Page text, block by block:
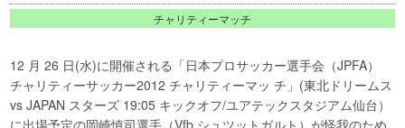
チャリティーマッチ
12 月 26 日(水)に開催される「日本プロサッカー選手会（JPFA）
チャリティーサッカー2012 チャリティーマッ チ」(東北ドリームス
vs JAPAN スターズ 19:05 キックオフ/ユアテックスタジアム仙台）
に出場予定の岡崎慎司選手（Vfb シュツットガルト）が怪我のため